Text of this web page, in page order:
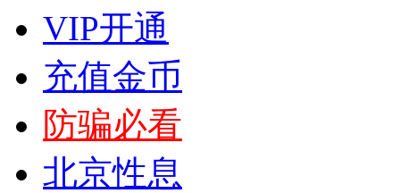
VIP开通
充值金币
防骗必看
北京性息